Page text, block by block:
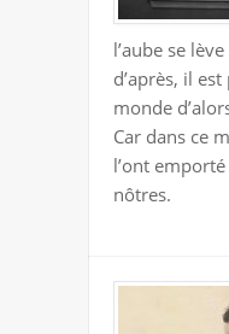
l’aube se
d’après, il
monde
Car dans ce
l’ont
nôtres.